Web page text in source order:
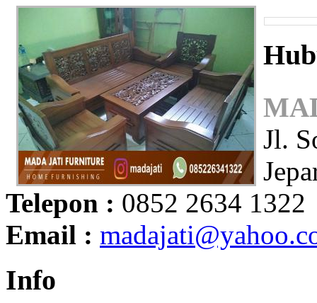
Jl.
Telepon : 0852 2634 1322
Email :
Info